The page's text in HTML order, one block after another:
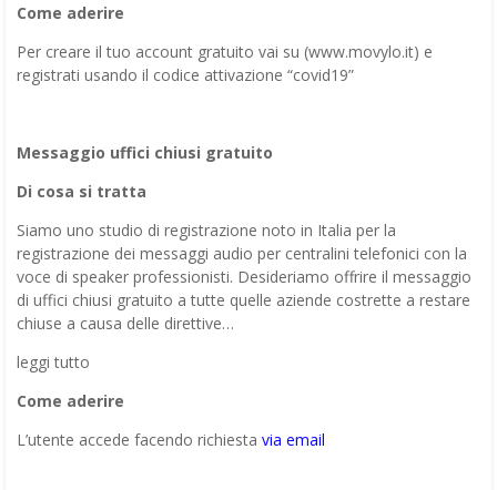
Come aderire
Per creare il tuo account gratuito vai su (www.movylo.it) e
registrati usando il codice attivazione “covid19”
Messaggio uffici chiusi gratuito
Di cosa si tratta
Siamo uno studio di registrazione noto in Italia per la
registrazione dei messaggi audio per centralini telefonici con la
voce di speaker professionisti. Desideriamo offrire il messaggio
di uffici chiusi gratuito a tutte quelle aziende costrette a restare
chiuse a causa delle direttive…
leggi tutto
Come aderire
L’utente accede facendo richiesta via email